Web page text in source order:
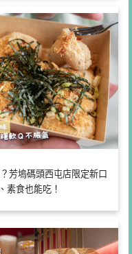
芳塢碼頭西屯店限定新口
素食也能吃！